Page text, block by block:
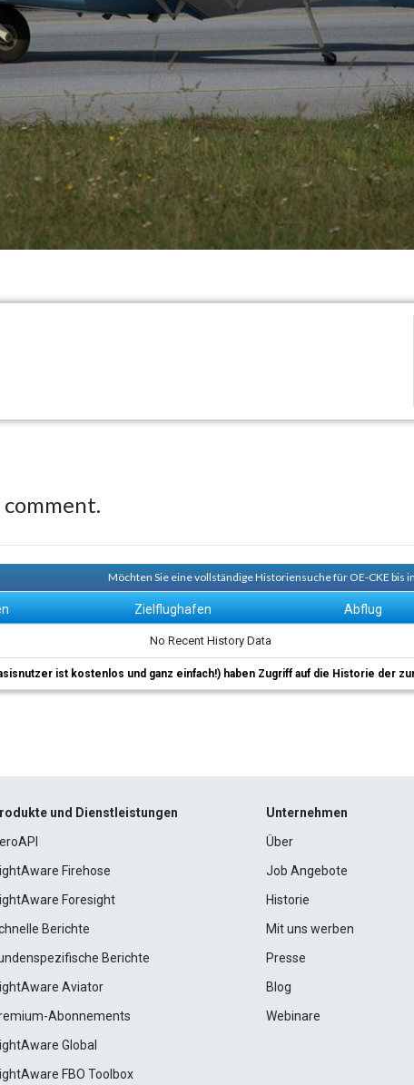
Möchten Sie eine vollständige Historiensuche für OE-CKE bis
Zielflughafen Abflug
No Recent History Data
ist kostenlos und ganz einfach!) haben Zugriff auf die Historie der
und Dienstleistungen
Firehose
Foresight
Berichte
Berichte
Aviator
Abonnements
Global
FBO Toolbox
Unternehmen
Über
Job Angebote
Historie
Mit uns werben
Presse
Blog
Webinare